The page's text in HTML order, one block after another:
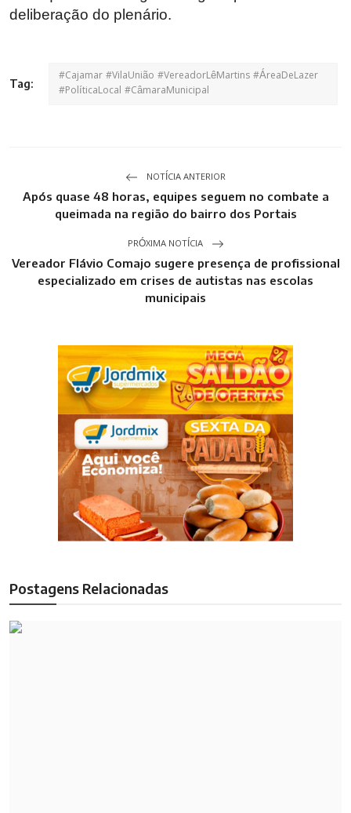
deliberação do plenário.
Tag:
#Cajamar #VilaUnião #VereadorLêMartins #ÁreaDeLazer
#PolíticaLocal #CâmaraMunicipal
NOTÍCIA ANTERIOR
Após quase 48 horas, equipes seguem no combate a
queimada na região do bairro dos Portais
PRÓXIMA NOTÍCIA
Vereador Flávio Comajo sugere presença de profissional
especializado em crises de autistas nas escolas
municipais
Postagens Relacionadas